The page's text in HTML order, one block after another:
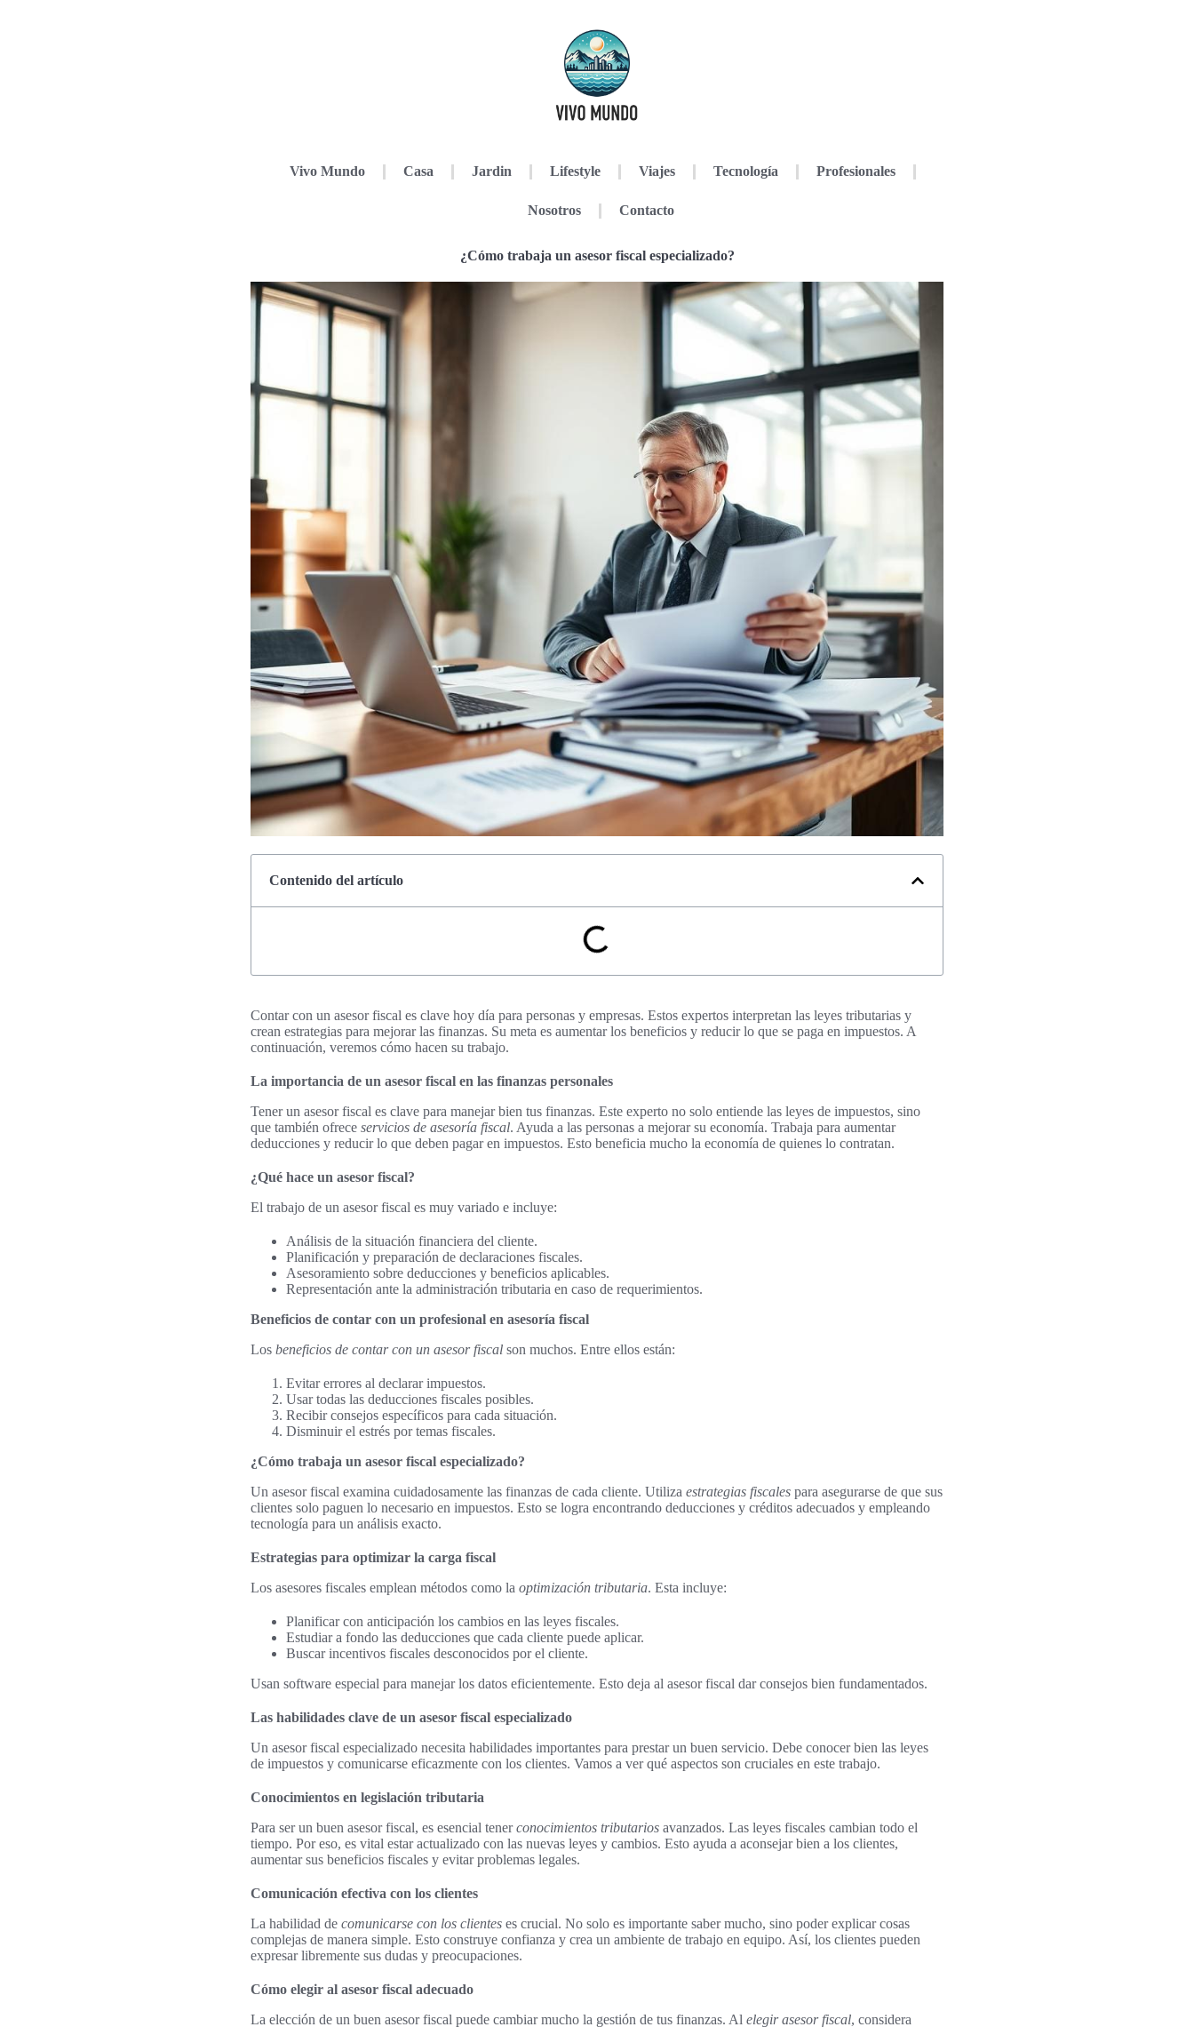
Vivo Mundo Casa Jardin Lifestyle Viajes Tecnología Profesionales
Nosotros Contacto
¿Cómo trabaja un asesor fiscal especializado?
Contenido del artículo
Contar con un asesor fiscal es clave hoy día para personas y empresas. Estos expertos interpretan las leyes tributarias y
crean estrategias para mejorar las finanzas. Su meta es aumentar los beneficios y reducir lo que se paga en impuestos. A
continuación, veremos cómo hacen su trabajo.
La importancia de un asesor fiscal en las finanzas personales
Tener un asesor fiscal es clave para manejar bien tus finanzas. Este experto no solo entiende las leyes de impuestos, sino
que también ofrece servicios de asesoría fiscal. Ayuda a las personas a mejorar su economía. Trabaja para aumentar
deducciones y reducir lo que deben pagar en impuestos. Esto beneficia mucho la economía de quienes lo contratan.
¿Qué hace un asesor fiscal?
El trabajo de un asesor fiscal es muy variado e incluye:
Análisis de la situación financiera del cliente.
Planificación y preparación de declaraciones fiscales.
Asesoramiento sobre deducciones y beneficios aplicables.
Representación ante la administración tributaria en caso de requerimientos.
Beneficios de contar con un profesional en asesoría fiscal
Los beneficios de contar con un asesor fiscal son muchos. Entre ellos están:
Evitar errores al declarar impuestos.
Usar todas las deducciones fiscales posibles.
Recibir consejos específicos para cada situación.
Disminuir el estrés por temas fiscales.
¿Cómo trabaja un asesor fiscal especializado?
Un asesor fiscal examina cuidadosamente las finanzas de cada cliente. Utiliza estrategias fiscales para asegurarse de que sus
clientes solo paguen lo necesario en impuestos. Esto se logra encontrando deducciones y créditos adecuados y empleando
tecnología para un análisis exacto.
Estrategias para optimizar la carga fiscal
Los asesores fiscales emplean métodos como la optimización tributaria. Esta incluye:
Planificar con anticipación los cambios en las leyes fiscales.
Estudiar a fondo las deducciones que cada cliente puede aplicar.
Buscar incentivos fiscales desconocidos por el cliente.
Usan software especial para manejar los datos eficientemente. Esto deja al asesor fiscal dar consejos bien fundamentados.
Las habilidades clave de un asesor fiscal especializado
Un asesor fiscal especializado necesita habilidades importantes para prestar un buen servicio. Debe conocer bien las leyes
de impuestos y comunicarse eficazmente con los clientes. Vamos a ver qué aspectos son cruciales en este trabajo.
Conocimientos en legislación tributaria
Para ser un buen asesor fiscal, es esencial tenerconocimientos tributarios avanzados. Las leyes fiscales cambian todo el
tiempo. Por eso, es vital estar actualizado con las nuevas leyes y cambios. Esto ayuda a aconsejar bien a los clientes,
aumentar sus beneficios fiscales y evitar problemas legales.
Comunicación efectiva con los clientes
La habilidad de comunicarse con los clientes es crucial. No solo es importante saber mucho, sino poder explicar cosas
complejas de manera simple. Esto construye confianza y crea un ambiente de trabajo en equipo. Así, los clientes pueden
expresar libremente sus dudas y preocupaciones.
Cómo elegir al asesor fiscal adecuado
La elección de un buen asesor fiscal puede cambiar mucho la gestión de tus finanzas. Al elegir asesor fiscal, considera